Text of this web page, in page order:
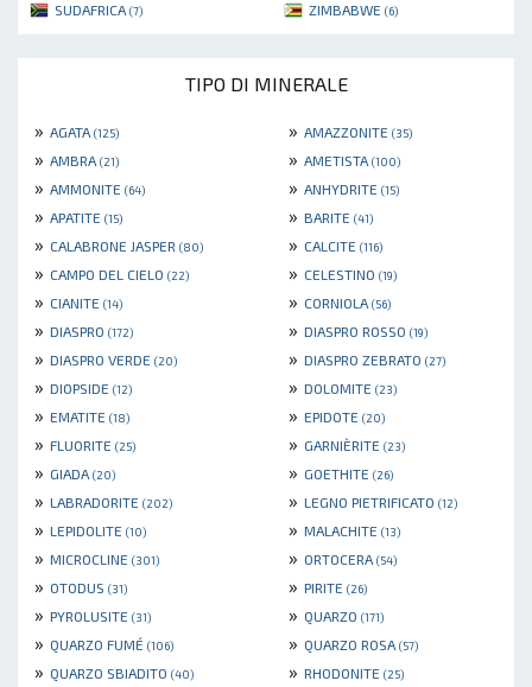
SUDAFRICA (7) ZIMBABWE (6)
TIPO DI MINERALE
» AGATA (125) » AMAZZONITE (35)
» AMBRA (21) » AMETISTA (100)
» AMMONITE (64) » ANHYDRITE (15)
» APATITE (15) » BARITE (41)
» CALABRONE JASPER (80) » CALCITE (116)
» CAMPO DEL CIELO (22) » CELESTINO (19)
» CIANITE (14) » CORNIOLA (56)
» DIASPRO (172) » DIASPRO ROSSO (19)
» DIASPRO VERDE (20) » DIASPRO ZEBRATO (27)
» DIOPSIDE (12) » DOLOMITE (23)
» EMATITE (18) » EPIDOTE (20)
» FLUORITE (25) » GARNIÈRITE (23)
» GIADA (20) » GOETHITE (26)
» LABRADORITE (202) » LEGNO PIETRIFICATO (12)
» LEPIDOLITE (10) » MALACHITE (13)
» MICROCLINE (301) » ORTOCERA (54)
» OTODUS (31) » PIRITE (26)
» PYROLUSITE (31) » QUARZO (171)
» QUARZO FUMÉ (106) » QUARZO ROSA (57)
» QUARZO SBIADITO (40) » RHODONITE (25)